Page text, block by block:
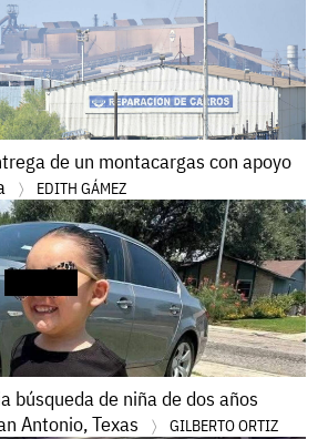
de un montacargas con apoyo
EDITH GÁMEZ
búsqueda de niña de dos años
Antonio, Texas
GILBERTO ORTIZ